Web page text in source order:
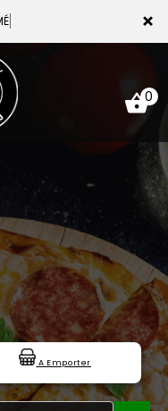
×
0
A Emporter